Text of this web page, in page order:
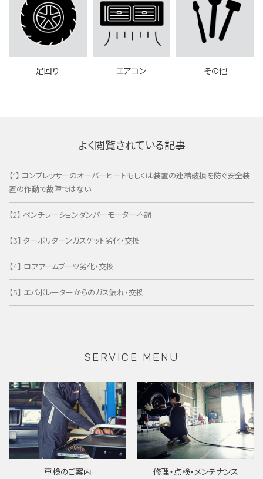
足回り エアコン その他
よく閲覧されている記事
【1】 コンプレッサーのオーバーヒートもしくは装置の連結破損を防ぐ安全装
置の作動で故障ではない
【2】 ベンチレーションダンパーモーター不調
【3】 ターボリターンガスケット劣化・交換
【4】 ロアアームブーツ劣化・交換
【5】 エバポレーターからのガス漏れ・交換
SERVICE MENU
車検のご案内 修理・点検・メンテナンス